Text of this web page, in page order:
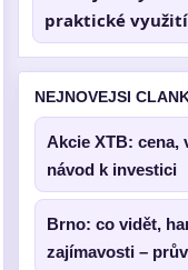
praktické
NEJNOVEJSI
Akcie XTB: cena,
návod k investici
Brno: co vidět,
zajímavosti –